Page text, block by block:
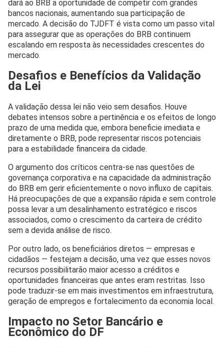
dará ao BRB a oportunidade de competir com grandes
bancos nacionais, aumentando sua participação de
mercado. A decisão do TJDFT é vista como um passo vital
para assegurar que as operações do BRB continuem
escalando em resposta às necessidades crescentes do
mercado.
Desafios e Benefícios da Validação
da Lei
A validação dessa lei não veio sem desafios. Houve
debates intensos sobre a pertinência e os efeitos de longo
prazo de uma medida que, embora beneficie imediata e
diretamente o BRB, pode representar riscos potenciais
para a estabilidade financeira da cidade.
O argumento dos críticos centra-se nas questões de
governança corporativa e na capacidade da administração
do BRB em gerir eficientemente o novo influxo de capitais.
Há preocupações de que a expansão rápida e sem controle
possa levar a um desalinhamento estratégico e riscos
associados, como o crescimento da carteira de crédito
sem a devida análise de risco.
Por outro lado, os beneficiários diretos — empresas e
cidadãos — festejam a decisão, uma vez que esses novos
recursos possibilitarão maior acesso a créditos e
oportunidades financeiras que antes eram restritas. Isso
pode traduzir-se em mais investimentos em infraestrutura,
geração de empregos e fortalecimento da economia local.
Impacto no Setor Bancário e
Econômico do DF